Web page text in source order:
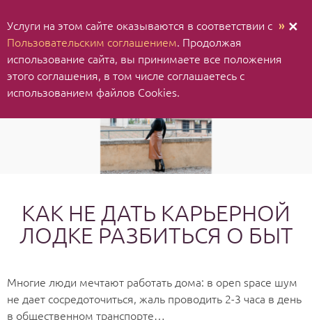
КАК НЕ ДАТЬ КАРЬЕРНОЙ
ЛОДКЕ РАЗБИТЬСЯ О БЫТ
Многие люди мечтают работать дома: в open space шум
не дает сосредоточиться, жаль проводить 2-3 часа в день
в общественном транспорте…
Услуги на этом сайте оказываются в соответствии с »
Пользовательским соглашением. Продолжая
использование cайта, вы принимаете все положения
этого соглашения, в том числе соглашаетесь с
использованием файлов Cookies.
✕